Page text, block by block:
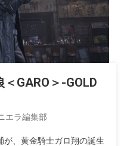
GARO＞-GOLD
エラ編集部
が、黄金騎士ガロ翔の誕生